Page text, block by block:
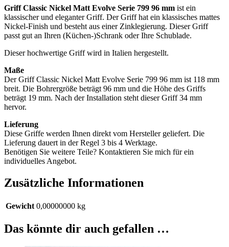
Griff Classic Nickel Matt Evolve Serie 799 96 mm ist ein
klassischer und eleganter Griff. Der Griff hat ein klassisches mattes
Nickel-Finish und besteht aus einer Zinklegierung. Dieser Griff
passt gut an Ihren (Küchen-)Schrank oder Ihre Schublade.
Dieser hochwertige Griff wird in Italien hergestellt.
Maße
Der Griff Classic Nickel Matt Evolve Serie 799 96 mm ist 118 mm
breit. Die Bohrergröße beträgt 96 mm und die Höhe des Griffs
beträgt 19 mm. Nach der Installation steht dieser Griff 34 mm
hervor.
Lieferung
Diese Griffe werden Ihnen direkt vom Hersteller geliefert. Die
Lieferung dauert in der Regel 3 bis 4 Werktage.
Benötigen Sie weitere Teile? Kontaktieren Sie mich für ein
individuelles Angebot.
Zusätzliche Informationen
Gewicht 0,00000000 kg
Das könnte dir auch gefallen …